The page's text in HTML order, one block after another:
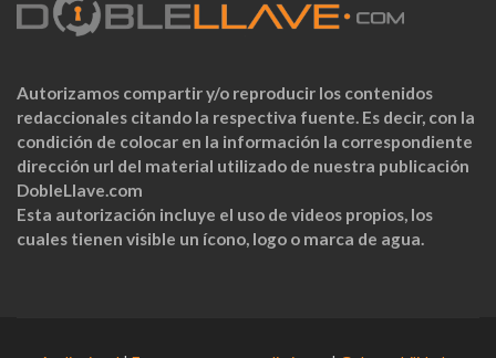
Autorizamos compartir y/o reproducir los contenidos
redaccionales citando la respectiva fuente. Es decir, con la
condición de colocar en la información la correspondiente
dirección url del material utilizado de nuestra publicación
DobleLlave.com
Esta autorización incluye el uso de videos propios, los
cuales tienen visible un ícono, logo o marca de agua.